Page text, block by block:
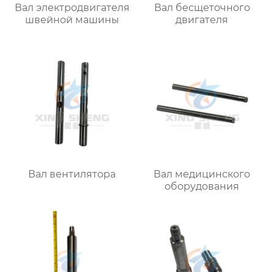
Вал электродвигателя
швейной машины
Вал бесщеточного
двигателя
Вал вентилятора
Вал медицинского
оборудования